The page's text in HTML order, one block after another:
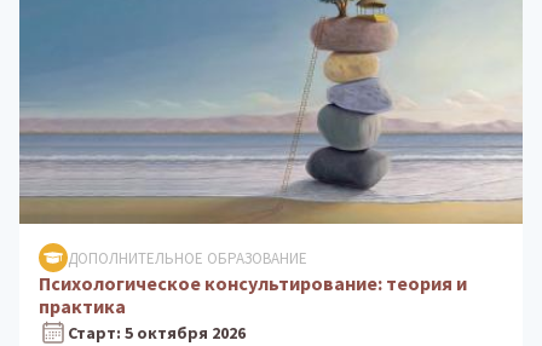
ДОПОЛНИТЕЛЬНОЕ ОБРАЗОВАНИЕ
Психологическое консультирование: теория и
практика
Старт: 5 октября 2026